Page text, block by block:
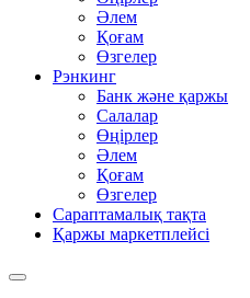
Әлем
Қоғам
Өзгелер
Рэнкинг
Банк және қаржы
Салалар
Өңірлер
Әлем
Қоғам
Өзгелер
Сараптамалық тақта
Қаржы маркетплейсі